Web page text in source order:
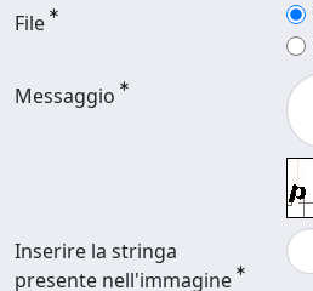
File
Messaggio
Inserire la stringa
presente nell'immagine